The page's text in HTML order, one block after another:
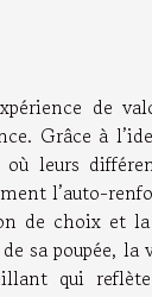
de
Grâce à
leurs
l’auto-
de choix et
sa poupée, la
qui